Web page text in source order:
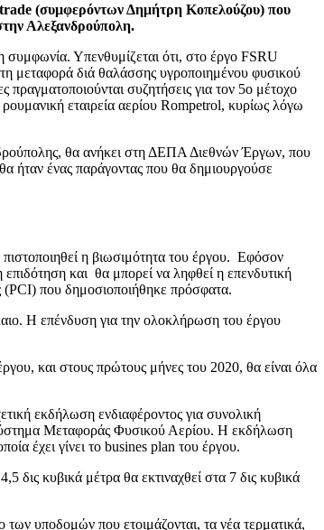
(συμφερόντων Δημήτρη Κοπελούζου) που
Αλεξανδρούπολη.
συμφωνία. Υπενθυμίζεται ότι, στο έργο FSRU
μεταφορά διά θαλάσσης υγροποιημένου φυσικού
συζητήσεις για τον 5ο μέτοχο
εταιρεία αερίου Rompetrol, κυρίως λόγω
θα ανήκει στη ΔΕΠΑ Διεθνών Έργων, που
ήταν ένας παράγοντας που θα δημιουργούσε
η βιωσιμότητα του έργου. Εφόσον
και θα μπορεί να ληφθεί η επενδυτική
(PCI) που δημοσιοποιήθηκε πρόσφατα.
Η επένδυση για την ολοκλήρωση του έργου
και στους πρώτους μήνες του 2020, θα είναι όλα
εκδήλωση ενδιαφέροντος για συνολική
Μεταφοράς Φυσικού Αερίου. Η εκδήλωση
έχει γίνει το busines plan του έργου.
δις κυβικά μέτρα θα εκτιναχθεί στα 7 δις κυβικά
υποδομών που ετοιμάζονται, τα νέα τερματικά,